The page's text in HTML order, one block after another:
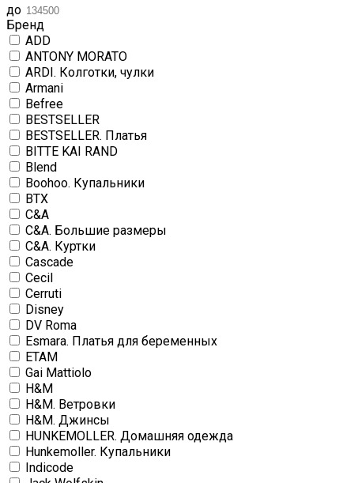
до
Бренд
ADD
ANTONY MORATO
ARDI. Колготки, чулки
Armani
Befree
BESTSELLER
BESTSELLER. Платья
BITTE KAI RAND
Blend
Boohoo. Купальники
BTX
C&A
C&A. Большие размеры
C&A. Куртки
Cascade
Cecil
Cerruti
Disney
DV Roma
Esmara. Платья для беременных
ETAM
Gai Mattiolo
H&M
H&M. Ветровки
H&M. Джинсы
HUNKEMOLLER. Домашняя одежда
Hunkemoller. Купальники
Indicode